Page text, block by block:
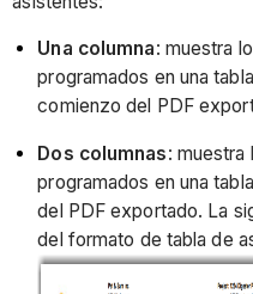
Una columna: muestra
programados en una
comienzo del PDF
Dos columnas: muestra
programados en una
del PDF exportado. La
del formato de tabla de